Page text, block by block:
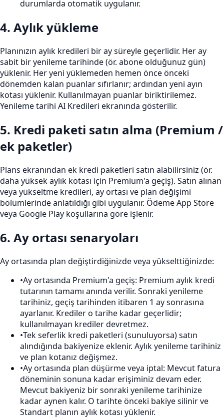
durumlarda otomatik uygulanır.
4. Aylık yükleme
Planınızın aylık kredileri bir ay süreyle geçerlidir. Her ay
sabit bir yenileme tarihinde (ör. abone olduğunuz gün)
yüklenir. Her yeni yüklemeden hemen önce önceki
dönemden kalan puanlar sıfırlanır; ardından yeni ayın
kotası yüklenir. Kullanılmayan puanlar biriktirilemez.
Yenileme tarihi AI Kredileri ekranında gösterilir.
5. Kredi paketi satın alma (Premium /
ek paketler)
Plans ekranından ek kredi paketleri satın alabilirsiniz (ör.
daha yüksek aylık kotası için Premium'a geçiş). Satın alınan
veya yükseltme kredileri, ay ortası ve plan değişimi
bölümlerinde anlatıldığı gibi uygulanır. Ödeme App Store
veya Google Play koşullarına göre işlenir.
6. Ay ortası senaryoları
Ay ortasında plan değiştirdiğinizde veya yükselttiğinizde:
•Ay ortasında Premium'a geçiş: Premium aylık kredi
tutarının tamamı anında verilir. Sonraki yenileme
tarihiniz, geçiş tarihinden itibaren 1 ay sonrasına
ayarlanır. Krediler o tarihe kadar geçerlidir;
kullanılmayan krediler devretmez.
•Tek seferlik kredi paketleri (sunuluyorsa) satın
alındığında bakiyenize eklenir. Aylık yenileme tarihiniz
ve plan kotanız değişmez.
•Ay ortasında plan düşürme veya iptal: Mevcut fatura
döneminin sonuna kadar erişiminiz devam eder.
Mevcut bakiyeniz bir sonraki yenileme tarihinize
kadar aynen kalır. O tarihte önceki bakiye silinir ve
Standart planın aylık kotası yüklenir.